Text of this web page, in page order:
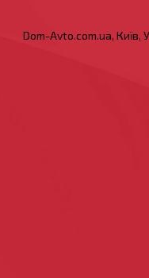
Dom-Avto.com.ua, Київ,